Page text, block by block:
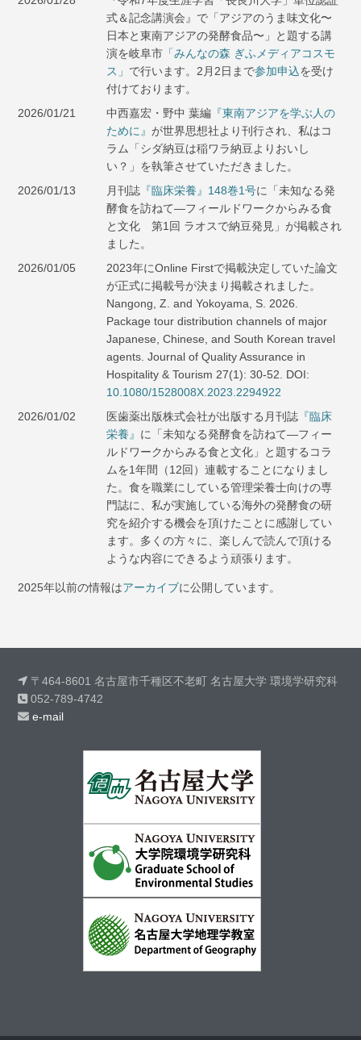
式＆記念講演会』で「アジアのうま味文化〜
日本と東南アジアの発酵食品〜」と題する講
演を岐阜市 「みんなの森 ぎふメディアコスモ
ス」 で行います。2月2日まで参加申込を受け
付けております。
2026/01/21
中西嘉宏・野中 葉編 『東南アジアを学ぶ人の
ために』 が世界思想社より刊行され、私はコ
ラム「シダ納豆は稲ワラ納豆よりおいし
い？」を執筆させていただきました。
2026/01/13
月刊誌 『臨床栄養』148巻1号に「未知なる発
酵食を訪ねて―フィールドワークからみる食
と文化 第1回 ラオスで納豆発見」が掲載され
ました。
2026/01/05
2023年にOnline Firstで掲載決定していた論文
が正式に掲載号が決まり掲載されました。
Nangong, Z. and Yokoyama, S. 2026.
Package tour distribution channels of major
Japanese, Chinese, and South Korean travel
agents. Journal of Quality Assurance in
Hospitality & Tourism 27(1): 30-52. DOI:
10.1080/1528008X.2023.2294922
2026/01/02
医歯薬出版株式会社が出版する月刊誌 『臨床
栄養』 に「未知なる発酵食を訪ねて―フィー
ルドワークからみる食と文化」と題するコラ
ムを1年間（12回）連載することになりまし
た。食を職業にしている管理栄養士向けの専
門誌に、私が実施している海外の発酵食の研
究を紹介する機会を頂けたことに感謝してい
ます。多くの方々に、楽しんで読んで頂ける
ような内容にできるよう頑張ります。
2025年以前の情報はアーカイブに公開しています。
〒464-8601 名古屋市千種区不老町 名古屋大学 環境学研究科
052-789-4742
e-mail